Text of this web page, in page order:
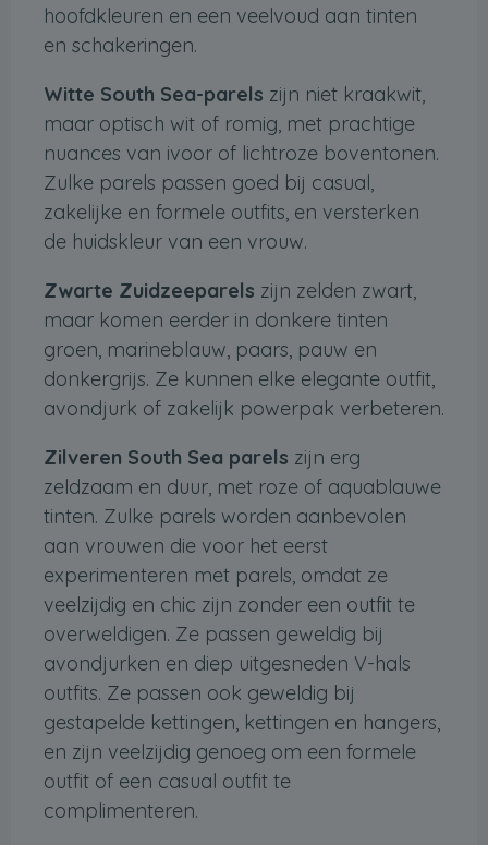
hoofdkleuren en een veelvoud aan tinten
en schakeringen.
Witte South Sea-parels zijn niet kraakwit,
maar optisch wit of romig, met prachtige
nuances van ivoor of lichtroze boventonen.
Zulke parels passen goed bij casual,
zakelijke en formele outfits, en versterken
de huidskleur van een vrouw.
Zwarte Zuidzeeparels zijn zelden zwart,
maar komen eerder in donkere tinten
groen, marineblauw, paars, pauw en
donkergrijs. Ze kunnen elke elegante outfit,
avondjurk of zakelijk powerpak verbeteren.
Zilveren South Sea parels zijn erg
zeldzaam en duur, met roze of aquablauwe
tinten. Zulke parels worden aanbevolen
aan vrouwen die voor het eerst
experimenteren met parels, omdat ze
veelzijdig en chic zijn zonder een outfit te
overweldigen. Ze passen geweldig bij
avondjurken en diep uitgesneden V-hals
outfits. Ze passen ook geweldig bij
gestapelde kettingen, kettingen en hangers,
en zijn veelzijdig genoeg om een ​​formele
outfit of een casual outfit te
complimenteren.